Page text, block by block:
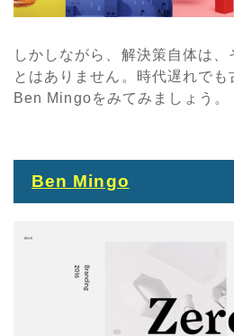
しかしながら、解決策自体は、
とはありません。時代遅れでも
Ben Mingoをみてみましょう。
Ben Mingo